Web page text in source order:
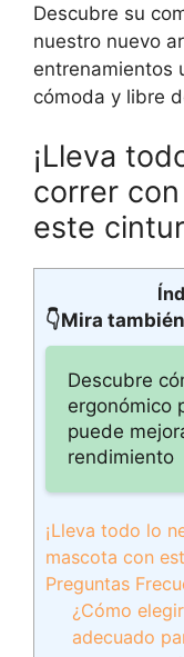
Descubre su
nuestro nuevo
entrenamientos
cómoda y libre
¡Lleva
correr
este
👇Mira también
Descubre
ergonómico
puede
rendimiento
¡Lleva todo lo
mascota con
Preguntas
¿Cómo
adecuado